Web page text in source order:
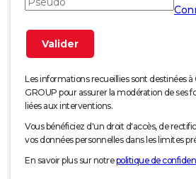
Les informations recueillies sont destinées à
GROUP pour assurer la modération de ses
liées aux interventions.
Vous bénéficiez d'un droit d'accès, de
vos données personnelles dans les limites
En savoir plus sur notrepolitique de